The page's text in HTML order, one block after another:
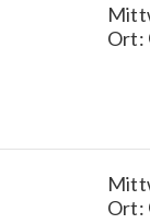
Ort:
Ort: